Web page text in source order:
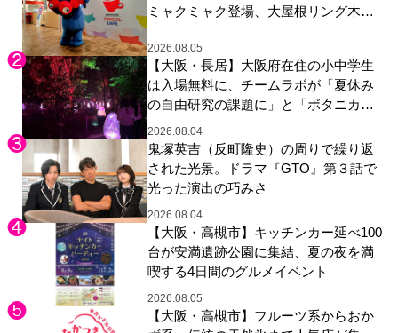
ミャクミャク登場、大屋根リング木材
展示も
2026.08.05
【大阪・長居】大阪府在住の小中学生
は入場無料に、チームラボが「夏休み
の自由研究の課題に」と「ボタニカル
ガーデン 大阪」へ招待
2026.08.04
鬼塚英吉（反町隆史）の周りで繰り返
された光景。ドラマ『GTO』第３話で
光った演出の巧みさ
2026.08.04
【大阪・高槻市】キッチンカー延べ100
台が安満遺跡公園に集結、夏の夜を満
喫する4日間のグルメイベント
2026.08.05
【大阪・高槻市】フルーツ系からおか